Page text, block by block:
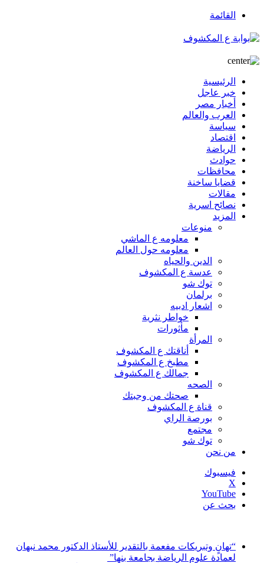
القائمة
الرئيسية
خبر عاجل
أخبار مصر
العرب والعالم
سياسة
اقتصاد
الرياضة
حوادث
محافظات
قضايا ساخنة
مقالات
نصائح اسرية
المزيد
منوعات
معلومه ع الماشي
معلومه حول العالم
الدين والحياه
عدسة ع المكشوف
توك شو
برلمان
اشعار ادبيه
خواطر نثرية
مأثورات
المرأة
أناقتك ع المكشوف
مطبخ ع المكشوف
جمالك ع المكشوف
الصحه
صحتك من وجبتك
قناة ع المكشوف
بورصة الراي
مجتمع
توك شو
من نحن
فيسبوك
‫X
‫YouTube
بحث عن
“تهانٍ وتبريكات مفعمة بالتقدير للأستاذ الدكتور محمد نبهان
لعمادة علوم الرياضة بجامعة بنها”